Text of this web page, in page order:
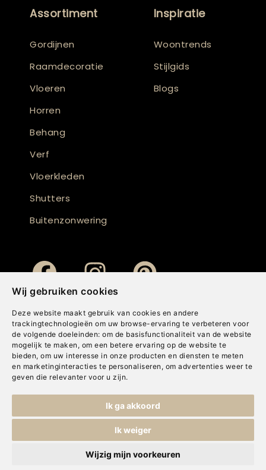
Wij gebruiken cookies
Deze website maakt gebruik van cookies en andere
trackingtechnologieën om uw browse-ervaring te verbeteren voor
de volgende doeleinden: om de basisfunctionaliteit van de website
mogelijk te maken , om een betere ervaring op de website te
bieden, om uw interesse in onze producten en diensten te meten
en marketinginteracties te personaliseren , om advertenties weer te
geven die relevanter voor u zijn.
Ik ga akkoord
Ik weiger
Wijzig mijn voorkeuren
Assortiment
Gordijnen
Raamdecoratie
Vloeren
Horren
Behang
Verf
Vloerkleden
Shutters
Buitenzonwering
Inspiratie
Woontrends
Stijlgids
Blogs
Cookies